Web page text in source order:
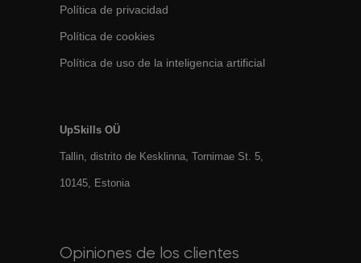
Política de privacidad
Política de cookies
Política de uso de la inteligencia artificial
UpSkills OÜ
Tallin, distrito de Kesklinna, Tornimаe St. 5,
10145, Estonia
Opiniones de los clientes